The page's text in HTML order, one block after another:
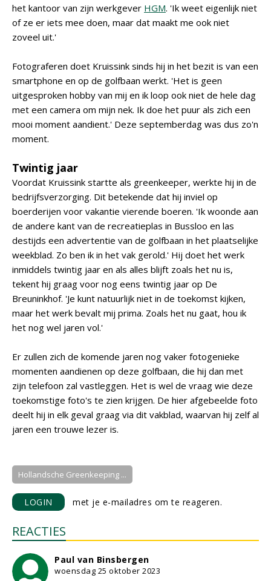
het kantoor van zijn werkgever HGM. 'Ik weet eigenlijk niet
of ze er iets mee doen, maar dat maakt me ook niet
zoveel uit.'
Fotograferen doet Kruissink sinds hij in het bezit is van een
smartphone en op de golfbaan werkt. 'Het is geen
uitgesproken hobby van mij en ik loop ook niet de hele dag
met een camera om mijn nek. Ik doe het puur als zich een
mooi moment aandient.' Deze septemberdag was dus zo'n
moment.
Twintig jaar
Voordat Kruissink startte als greenkeeper, werkte hij in de
bedrijfsverzorging. Dit betekende dat hij inviel op
boerderijen voor vakantie vierende boeren. 'Ik woonde aan
de andere kant van de recreatieplas in Bussloo en las
destijds een advertentie van de golfbaan in het plaatselijke
weekblad. Zo ben ik in het vak gerold.' Hij doet het werk
inmiddels twintig jaar en als alles blijft zoals het nu is,
tekent hij graag voor nog eens twintig jaar op De
Breuninkhof. 'Je kunt natuurlijk niet in de toekomst kijken,
maar het werk bevalt mij prima. Zoals het nu gaat, hou ik
het nog wel jaren vol.'
Er zullen zich de komende jaren nog vaker fotogenieke
momenten aandienen op deze golfbaan, die hij dan met
zijn telefoon zal vastleggen. Het is wel de vraag wie deze
toekomstige foto's te zien krijgen. De hier afgebeelde foto
deelt hij in elk geval graag via dit vakblad, waarvan hij zelf al
jaren een trouwe lezer is.
Hollandsche Greenkeeping ...
LOGIN met je e-mailadres om te reageren.
REACTIES
Paul van Binsbergen
woensdag 25 oktober 2023